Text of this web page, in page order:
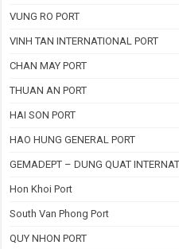
VUNG RO PORT
VINH TAN INTERNATIONAL PORT
CHAN MAY PORT
THUAN AN PORT
HAI SON PORT
HAO HUNG GENERAL PORT
GEMADEPT – DUNG QUAT
Hon Khoi Port
South Van Phong Port
QUY NHON PORT